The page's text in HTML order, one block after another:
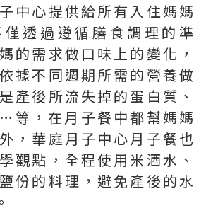
中心提供給所有入住媽媽
透過遵循膳食調理的準
的需求做口味上的變化，
據不同週期所需的營養做
產後所流失掉的蛋白質、
等，在月子餐中都幫媽媽
，華庭月子中心月子餐也
觀點，全程使用米酒水、
份的料理，避免產後的水